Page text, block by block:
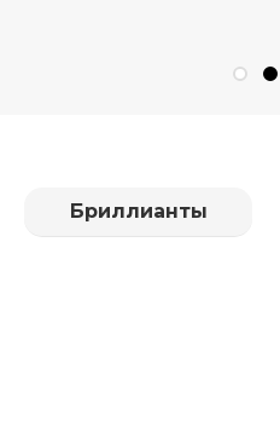
Бриллианты